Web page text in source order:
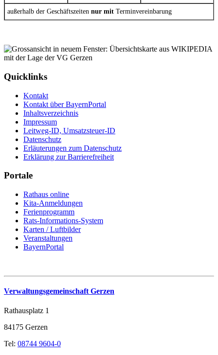
außerhalb der Geschäftszeiten nur mit Terminvereinbarung
Quicklinks
Kontakt
Kontakt über BayernPortal
Inhaltsverzeichnis
Impressum
Leitweg-ID, Umsatzsteuer-ID
Datenschutz
Erläuterungen zum Datenschutz
Erklärung zur Barrierefreiheit
Portale
Rathaus online
Kita-Anmeldungen
Ferienprogramm
Rats-Informations-System
Karten / Luftbilder
Veranstaltungen
BayernPortal
Verwaltungsgemeinschaft Gerzen
Rathausplatz 1
84175 Gerzen
Tel: 08744 9604-0